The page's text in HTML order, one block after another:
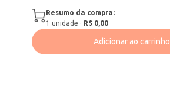
Resumo da compra:
1 unidade · R$ 0,00
Adicionar ao carrinho